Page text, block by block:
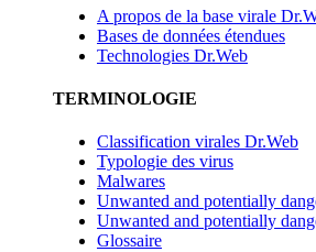
A propos de la base virale
Bases de données étendues
Technologies Dr.Web
TERMINOLOGIE
Classification virales Dr.Web
Typologie des virus
Malwares
Unwanted and potentially
Unwanted and potentially
Glossaire